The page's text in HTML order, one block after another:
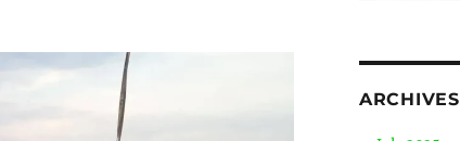
ARCHIVES